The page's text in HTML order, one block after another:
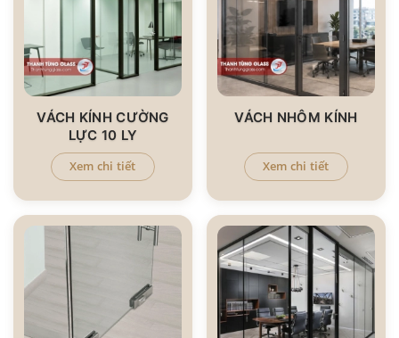
VÁCH KÍNH CƯỜNG
LỰC 10 LY
Xem chi tiết
VÁCH NHÔM KÍNH
Xem chi tiết